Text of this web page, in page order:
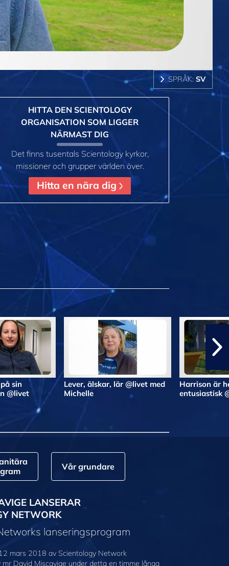
SPRÅK: SV
HITTA DEN SCIENTOLOGY
ORGANISATION SOM LIGGER
NÄRMAST DIG
Det finns tusentals Scientology kyrkor,
missioner och grupper världen över.
Hitta en nära dig
sin
@livet
Lever, älskar, lär @livet med
Michelle
Harrison är
entusiastisk
Vår grundare
LANSERAR
NETWORK
lanseringsprogram
mars 2018 av Scientology Network
David Miscavige under detta en timme långa